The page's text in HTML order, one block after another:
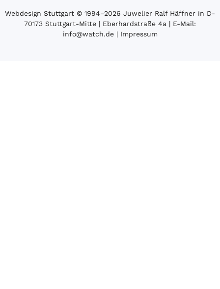
Webdesign Stuttgart © 1994­–2026 Juwelier Ralf Häffner in D-
70173 Stuttgart-Mitte | Eberhardstraße 4a | E-Mail:
info@watch.de|Impressum